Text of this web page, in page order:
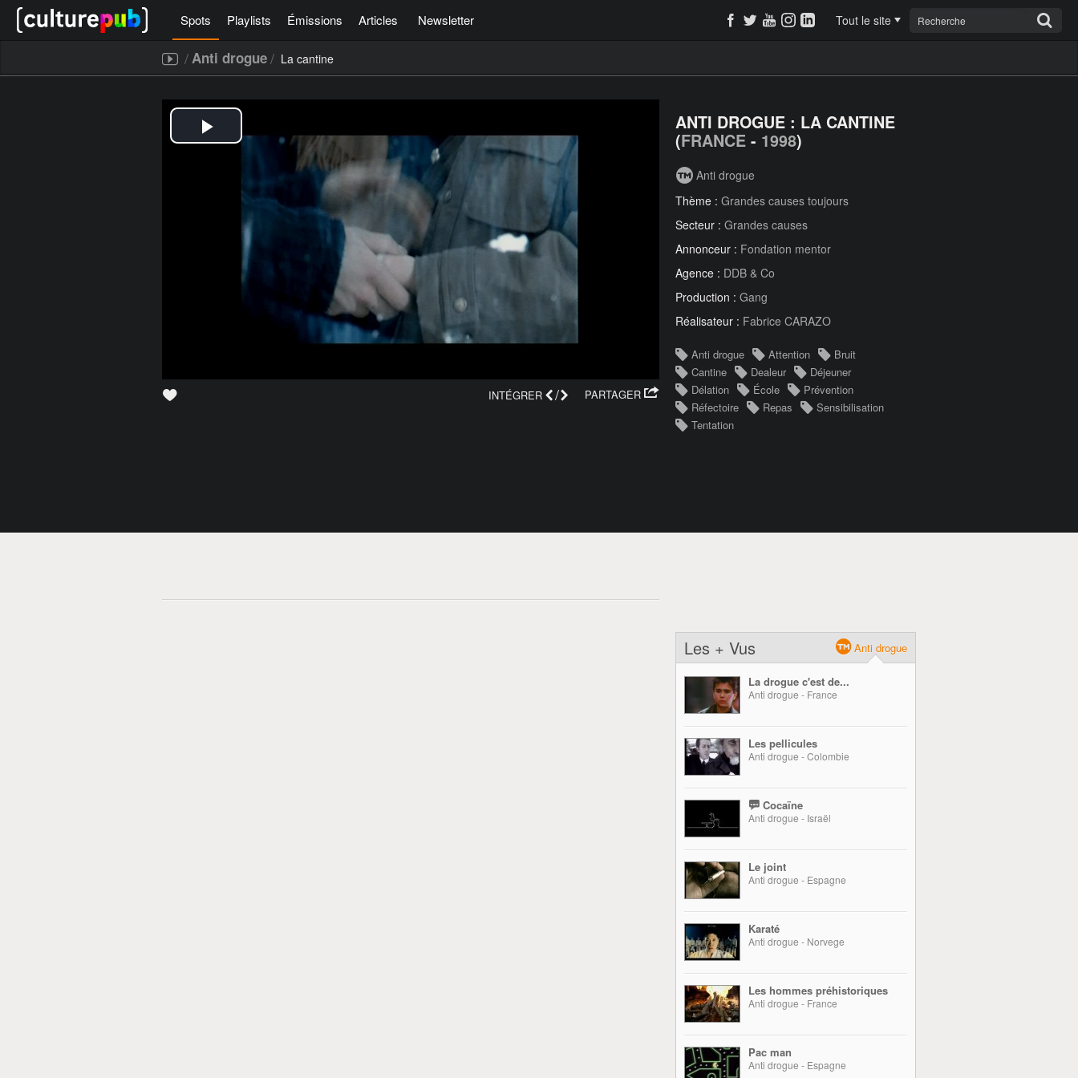
Spots Playlists Émissions Articles Newsletter Tout le site
/Anti drogue/ La cantine
PARTAGER
INTÉGRER /
ANTI DROGUE : LA CANTINE
(FRANCE - 1998)
Anti drogue
Thème : Grandes causes toujours
Secteur : Grandes causes
Annonceur : Fondation mentor
Agence : DDB & Co
Production : Gang
Réalisateur : Fabrice CARAZO
Anti drogue Attention
Bruit
Cantine
Dealeur
Déjeuner
Délation
École
Prévention
Réfectoire
Repas
Sensibilisation
Tentation
Les + Vus Anti drogue
La drogue c'est de...
Anti drogue - France
Les pellicules
Anti drogue - Colombie
Cocaïne
Anti drogue - Israël
Le joint
Anti drogue - Espagne
Karaté
Anti drogue - Norvege
Les hommes préhistoriques
Anti drogue - France
Pac man
Anti drogue - Espagne